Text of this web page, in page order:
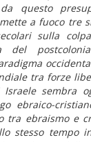
questo
a fuoco tre
sulla
tra forze
sembra
ebraico-
tra ebraismo e
stesso tempo